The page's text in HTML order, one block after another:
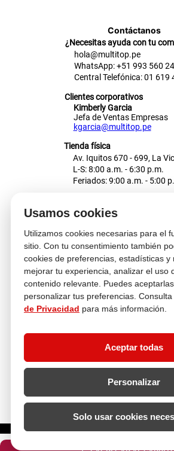
Usamos cookies
Utilizamos cookies necesarias para el
sitio. Con tu consentimiento también
cookies de preferencias, estadísticas y
mejorar tu experiencia, analizar el uso
contenido relevante. Puedes
personalizar tus preferencias. Consulta
de Privacidad para más información.
Aceptar todas
Personalizar
Solo usar cookies
Contáctanos
¿Necesitas ayuda con tu
hola@multitop.pe
WhatsApp: +51 993 560
Central Telefónica: 01 619
Clientes corporativos
Kimberly Garcia
Jefa de Ventas Empresas
kgarcia@multitop.pe
Tienda física
Av. Iquitos 670 - 699, La
L-S: 8:00 a.m. - 6:30 p.m.
Feriados: 9:00 a.m. - 5:00
Atención al cliente
Descubre más